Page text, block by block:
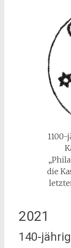
1100-
die
2021
140-